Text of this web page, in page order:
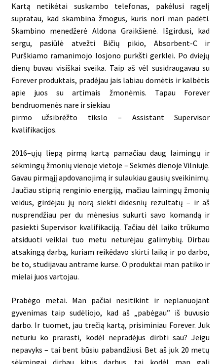
Kartą netikėtai suskambo telefonas, pakėlusi ragelį
supratau, kad skambina žmogus, kuris nori man padėti.
Skambino menedžerė Aldona Graikšienė. Išgirdusi, kad
sergu, pasiūlė atvežti Bičių pikio, Absorbent-C ir
Purškiamo ramanimojo losjono purkšti gerklei. Po dviejų
dienų buvau visiškai sveika. Taip aš vėl susidraugavau su
Forever produktais, pradėjau jais labiau domėtis ir kalbėtis
apie juos su artimais žmonėmis. Tapau Forever
bendruomenės nare ir siekiau
pirmo užsibrėžto tikslo – Assistant Supervisor
kvalifikacijos.
2016–ųjų liepą pirmą kartą pamačiau daug laimingų ir
sėkmingų žmonių vienoje vietoje – Sekmės dienoje Vilniuje.
Gavau pirmąjį apdovanojimą ir sulaukiau gausių sveikinimų.
Jaučiau stiprią renginio energiją, mačiau laimingų žmonių
veidus, girdėjau jų norą siekti didesnių rezultatų – ir aš
nusprendžiau per du mėnesius sukurti savo komandą ir
pasiekti Supervisor kvalifikaciją. Tačiau dėl laiko trūkumo
atsiduoti veiklai tuo metu neturėjau galimybių. Dirbau
atsakingą darbą, kuriam reikėdavo skirti laiką ir po darbo,
be to, studijavau antrame kurse. O produktai man patiko ir
mielai juos vartojau.
Prabėgo metai. Man pačiai nesitikint ir neplanuojant
gyvenimas taip sudėliojo, kad aš „pabėgau” iš buvusio
darbo. Ir tuomet, jau trečią kartą, prisiminiau Forever. Juk
neturiu ko prarasti, kodėl nepradėjus dirbti sau? Jeigu
nepavyks – tai bent būsiu pabandžiusi. Bet aš juk 20 metų
sėkmingai dirbau kitus darbus, tai kodėl man gali